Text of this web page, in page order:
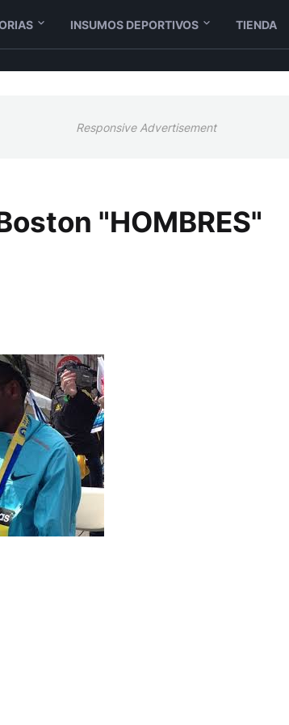
INSUMOS DEPORTIVOS TIENDA
Responsive Advertisement
"HOMBRES"